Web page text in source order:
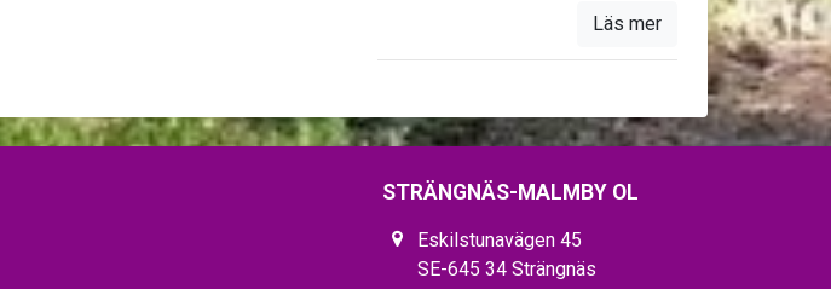
Läs mer
STRÄNGNÄS-MALMBY OL
Eskilstunavägen 45
SE-645 34 Strängnäs